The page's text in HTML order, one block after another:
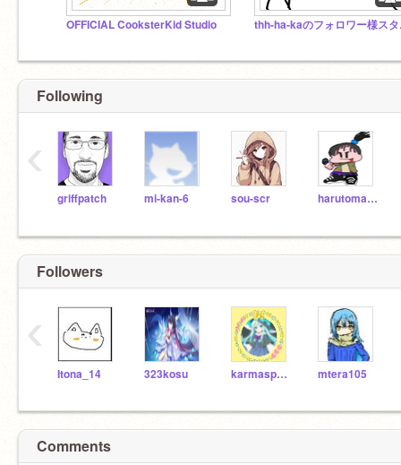
OFFICIAL CooksterKid Studio
Following
griffpatch mi-kan-6 sou-scr harutomasimasi
‹
Followers
Itona_14 323kosu karmaspeed016 mtera105
‹
Comments